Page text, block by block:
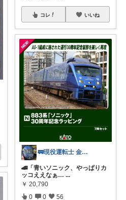
コレ いいね
🚃現役運転士 金魚🐠
🚄「青いソニック、やっぱりカ
ッコええなぁ… ...
￥ 20,790
0 0 56